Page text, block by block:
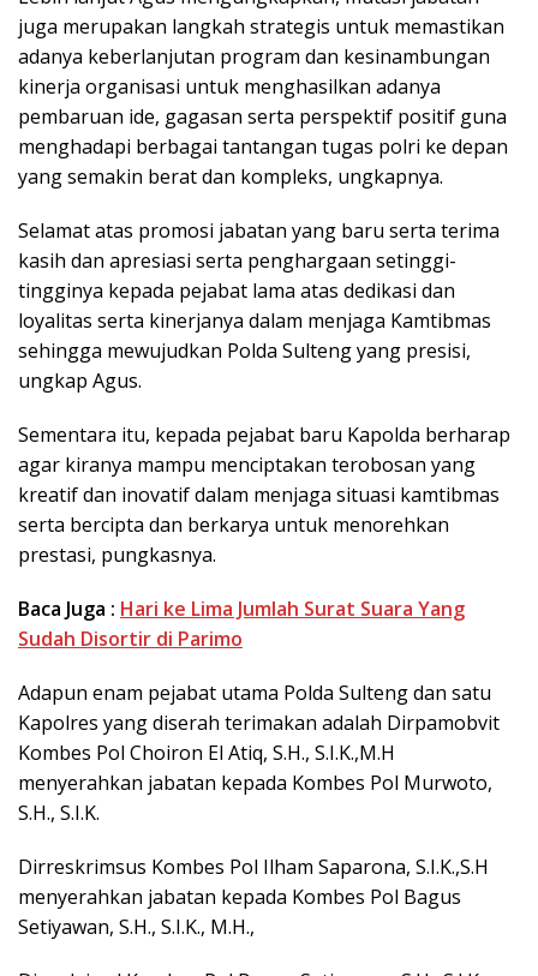
juga merupakan langkah strategis untuk memastikan
adanya keberlanjutan program dan kesinambungan
kinerja organisasi untuk menghasilkan adanya
pembaruan ide, gagasan serta perspektif positif guna
menghadapi berbagai tantangan tugas polri ke depan
yang semakin berat dan kompleks, ungkapnya.
Selamat atas promosi jabatan yang baru serta terima
kasih dan apresiasi serta penghargaan setinggi-
tingginya kepada pejabat lama atas dedikasi dan
loyalitas serta kinerjanya dalam menjaga Kamtibmas
sehingga mewujudkan Polda Sulteng yang presisi,
ungkap Agus.
Sementara itu, kepada pejabat baru Kapolda berharap
agar kiranya mampu menciptakan terobosan yang
kreatif dan inovatif dalam menjaga situasi kamtibmas
serta bercipta dan berkarya untuk menorehkan
prestasi, pungkasnya.
Baca Juga : Hari ke Lima Jumlah Surat Suara Yang
Sudah Disortir di Parimo
Adapun enam pejabat utama Polda Sulteng dan satu
Kapolres yang diserah terimakan adalah Dirpamobvit
Kombes Pol Choiron El Atiq, S.H., S.I.K.,M.H
menyerahkan jabatan kepada Kombes Pol Murwoto,
S.H., S.I.K.
Dirreskrimsus Kombes Pol Ilham Saparona, S.I.K.,S.H
menyerahkan jabatan kepada Kombes Pol Bagus
Setiyawan, S.H., S.I.K., M.H.,